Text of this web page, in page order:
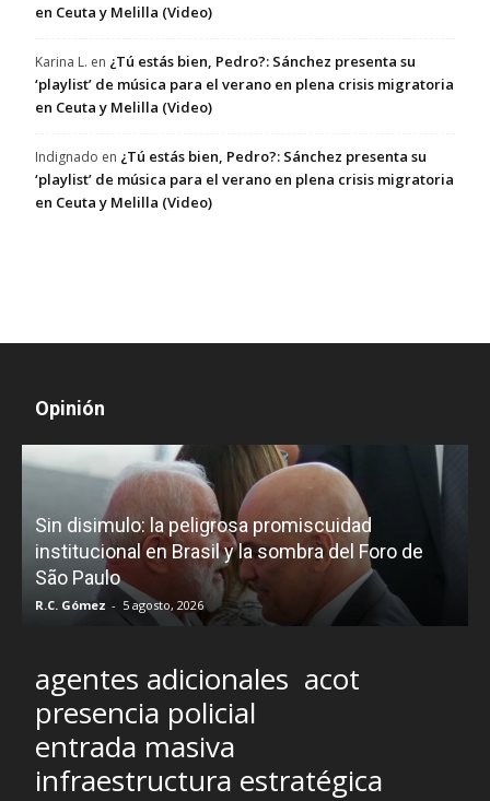
en Ceuta y Melilla (Video)
Karina L. en ¿Tú estás bien, Pedro?: Sánchez presenta su
‘playlist’ de música para el verano en plena crisis migratoria
en Ceuta y Melilla (Video)
Indignado en ¿Tú estás bien, Pedro?: Sánchez presenta su
‘playlist’ de música para el verano en plena crisis migratoria
en Ceuta y Melilla (Video)
Opinión
Sin disimulo: la peligrosa promiscuidad
institucional en Brasil y la sombra del Foro de
São Paulo
R.C. Gómez - 5 agosto, 2026
agentes adicionales acot
presencia policial
entrada masiva
infraestructura estratégica